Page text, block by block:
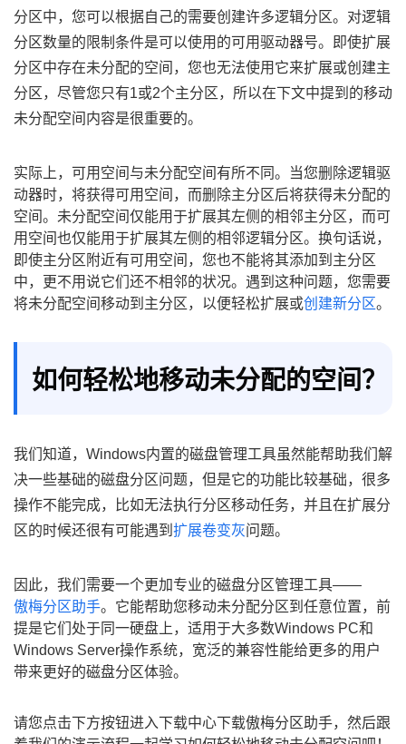
分区中，您可以根据自己的需要创建许多逻辑分区。对逻辑
分区数量的限制条件是可以使用的可用驱动器号。即使扩展
分区中存在未分配的空间，您也无法使用它来扩展或创建主
分区，尽管您只有1或2个主分区，所以在下文中提到的移动
未分配空间内容是很重要的。
实际上，可用空间与未分配空间有所不同。当您删除逻辑驱
动器时，将获得可用空间，而删除主分区后将获得未分配的
空间。未分配空间仅能用于扩展其左侧的相邻主分区，而可
用空间也仅能用于扩展其左侧的相邻逻辑分区。换句话说，
即使主分区附近有可用空间，您也不能将其添加到主分区
中，更不用说它们还不相邻的状况。遇到这种问题，您需要
将未分配空间移动到主分区，以便轻松扩展或创建新分区。
如何轻松地移动未分配的空间？
我们知道，Windows内置的磁盘管理工具虽然能帮助我们解
决一些基础的磁盘分区问题，但是它的功能比较基础，很多
操作不能完成，比如无法执行分区移动任务，并且在扩展分
区的时候还很有可能遇到 扩展卷变灰问题。
因此，我们需要一个更加专业的磁盘分区管理工具——
傲梅分区助手。它能帮助您移动未分配分区到任意位置，前
提是它们处于同一硬盘上，适用于大多数Windows PC和
Windows Server操作系统，宽泛的兼容性能给更多的用户
带来更好的磁盘分区体验。
请您点击下方按钮进入下载中心下载傲梅分区助手，然后跟